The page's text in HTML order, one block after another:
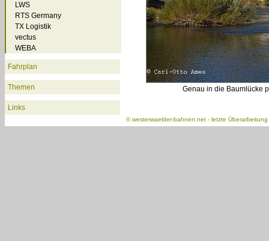
LWS
RTS Germany
TX Logistik
vectus
WEBA
Fahrplan
Themen
Links
Genau in die Baumlücke
©westerwaelder-bahnen.net - letzte